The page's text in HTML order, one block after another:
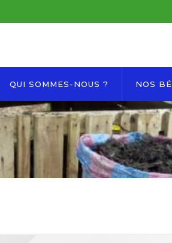
QUI SOMMES-NOUS ? NOS